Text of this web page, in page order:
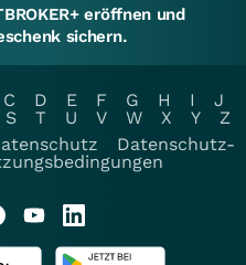
eröffnen und
sichern.
C D E F G H I
J
S T U V W X Y
Z
Datenschutz-